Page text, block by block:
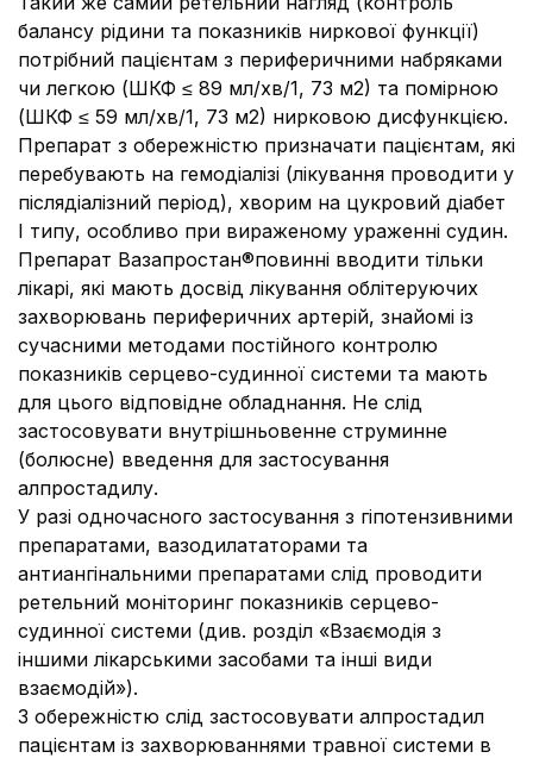
балансу рідини та показників ниркової функції)
потрібний пацієнтам з периферичними набряками
чи легкою (ШКФ ≤ 89 мл/хв/1, 73 м2) та помірною
(ШКФ ≤ 59 мл/хв/1, 73 м2) нирковою дисфункцією.
Препарат з обережністю призначати пацієнтам, які
перебувають на гемодіалізі (лікування проводити у
післядіалізний період), хворим на цукровий діабет
I типу, особливо при вираженому ураженні судин.
Препарат Вазапростан®повинні вводити тільки
лікарі, які мають досвід лікування облітеруючих
захворювань периферичних артерій, знайомі із
сучасними методами постійного контролю
показників серцево-судинної системи та мають
для цього відповідне обладнання. Не слід
застосовувати внутрішньовенне струминне
(болюсне) введення для застосування
алпростадилу.
У разі одночасного застосування з гіпотензивними
препаратами, вазодилататорами та
антиангінальними препаратами слід проводити
ретельний моніторинг показників серцево-
судинної системи (див. розділ «Взаємодія з
іншими лікарськими засобами та інші види
взаємодій»).
З обережністю слід застосовувати алпростадил
пацієнтам із захворюваннями травної системи в